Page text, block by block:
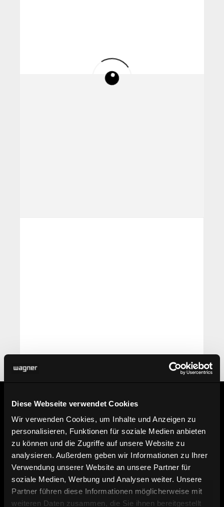
Diese Webseite verwendet Cookies
Wir verwenden Cookies, um Inhalte und Anzeigen zu
personalisieren, Funktionen für soziale Medien anbieten
zu können und die Zugriffe auf unsere Website zu
analysieren. Außerdem geben wir Informationen zu Ihrer
Verwendung unserer Website an unsere Partner für
soziale Medien, Werbung und Analysen weiter. Unsere
Partner führen diese Informationen möglicherweise mit
weiteren Daten zusammen, die Sie ihnen bereitgestellt
Informationen
Händler finden
Hier finden Sie unsere Händler.